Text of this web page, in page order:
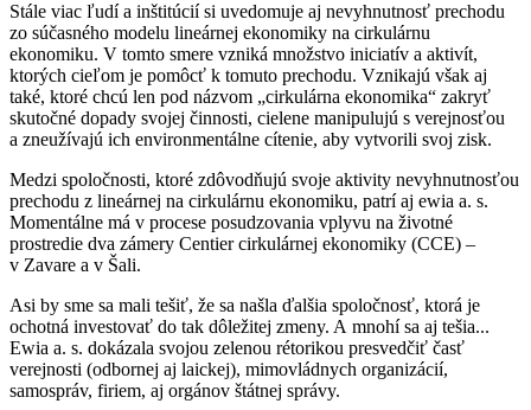
Stále viac ľudí a inštitúcií si uvedomuje aj nevyhnutnosť prechodu
zo súčasného modelu lineárnej ekonomiky na cirkulárnu
ekonomiku. V tomto smere vzniká množstvo iniciatív a aktivít,
ktorých cieľom je pomôcť k tomuto prechodu. Vznikajú však aj
také, ktoré chcú len pod názvom „cirkulárna ekonomika“ zakryť
skutočné dopady svojej činnosti, cielene manipulujú s verejnosťou
a zneužívajú ich environmentálne cítenie, aby vytvorili svoj zisk.
Medzi spoločnosti, ktoré zdôvodňujú svoje aktivity nevyhnutnosťou
prechodu z lineárnej na cirkulárnu ekonomiku, patrí aj ewia a. s.
Momentálne má v procese posudzovania vplyvu na životné
prostredie dva zámery Centier cirkulárnej ekonomiky (CCE) –
v Zavare a v Šali.
Asi by sme sa mali tešiť, že sa našla ďalšia spoločnosť, ktorá je
ochotná investovať do tak dôležitej zmeny. A mnohí sa aj tešia...
Ewia a. s. dokázala svojou zelenou rétorikou presvedčiť časť
verejnosti (odbornej aj laickej), mimovládnych organizácií,
samospráv, firiem, aj orgánov štátnej správy.